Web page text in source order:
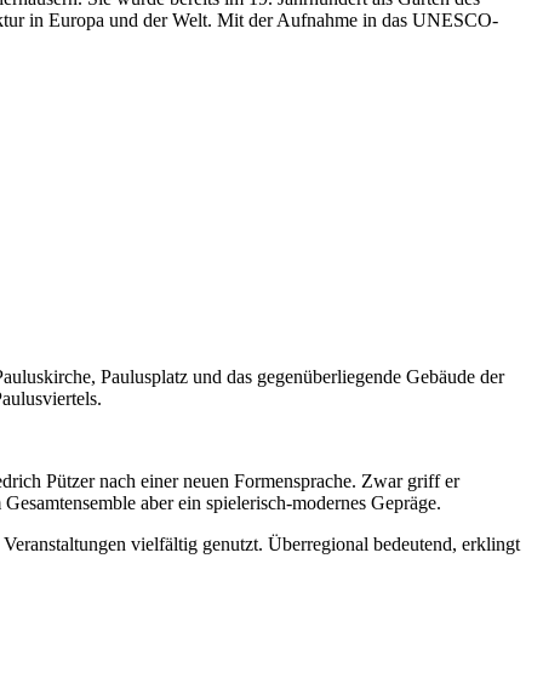
in Europa und der Welt. Mit der Aufnahme in das UNESCO-
Paulusplatz und das gegenüberliegende Gebäude der
Pützer nach einer neuen Formensprache. Zwar griff er
aber ein spielerisch-modernes Gepräge.
vielfältig genutzt. Überregional bedeutend, erklingt